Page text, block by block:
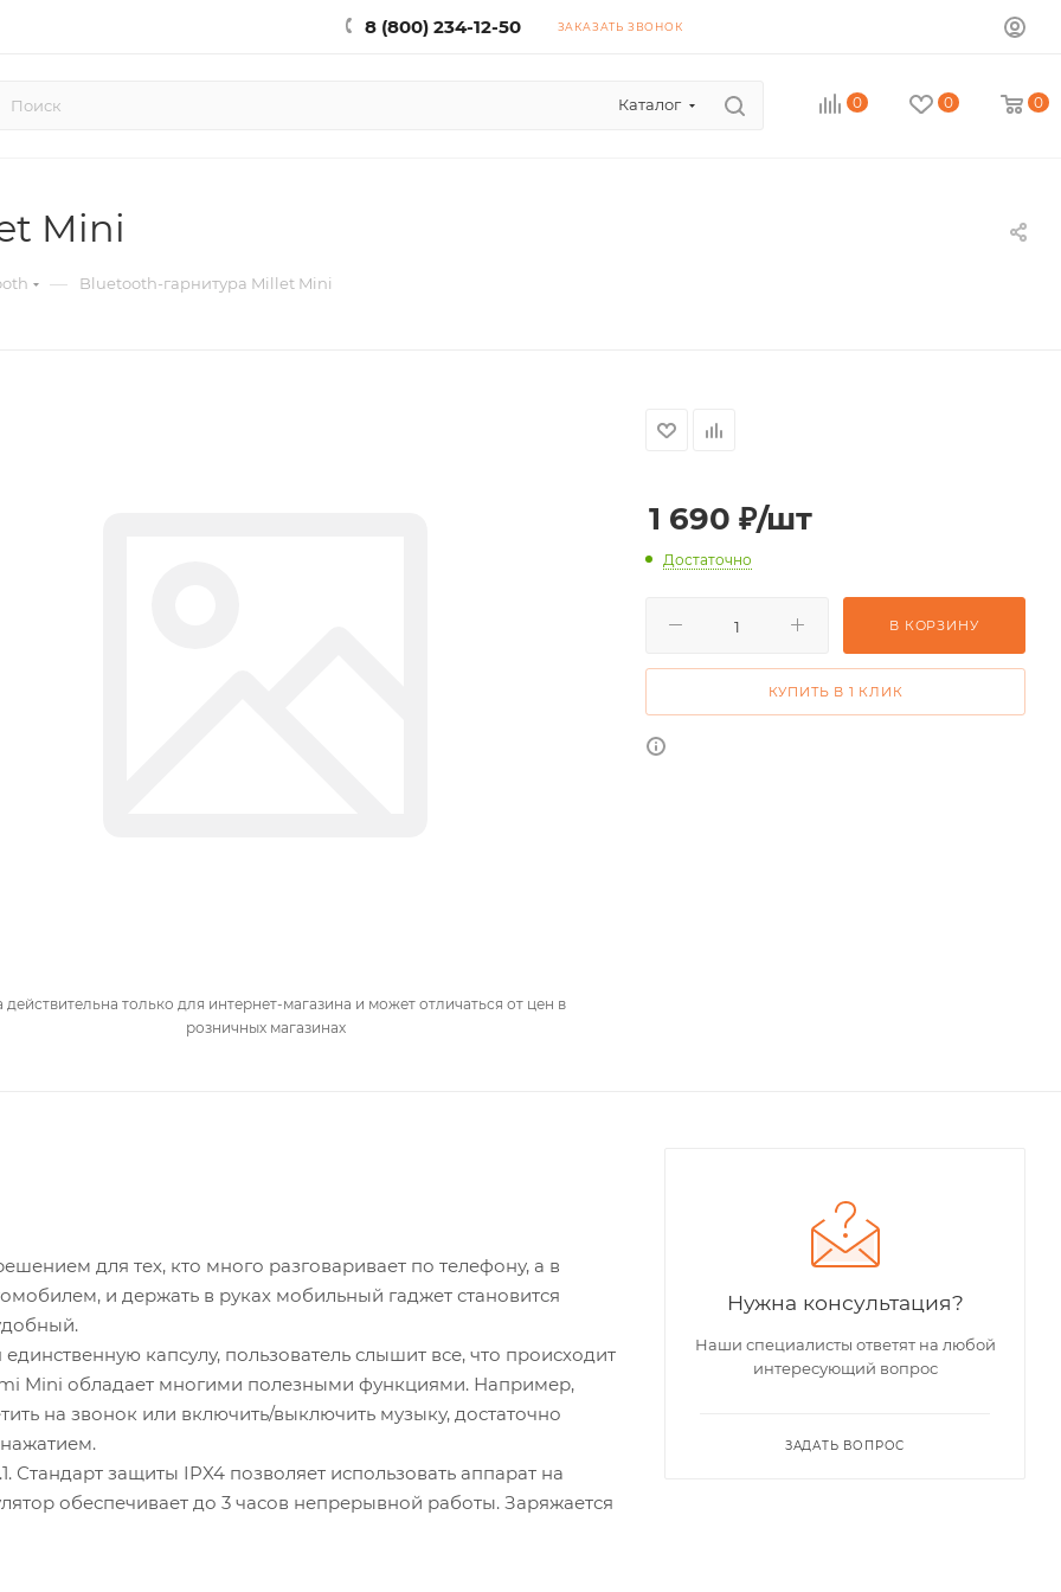
8 (800) 234-12-50 ЗАКАЗАТЬ ЗВОНОК
Каталог 0 0 0
Mini
— Bluetooth-гарнитура Millet Mini
действительна только для интернет-магазина и может отличаться от цен в
розничных магазинах
1 690 ₽/шт
Достаточно
В КОРЗИНУ
КУПИТЬ В 1 КЛИК
для тех, кто много разговаривает по телефону, а в
и держать в руках мобильный гаджет становится
капсулу, пользователь слышит все, что происходит
Mini обладает многими полезными функциями. Например,
на звонок или включить/выключить музыку, достаточно
защиты IPX4 позволяет использовать аппарат на
обеспечивает до 3 часов непрерывной работы. Заряжается
Нужна консультация?
Наши специалисты ответят на любой
интересующий вопрос
ЗАДАТЬ ВОПРОС